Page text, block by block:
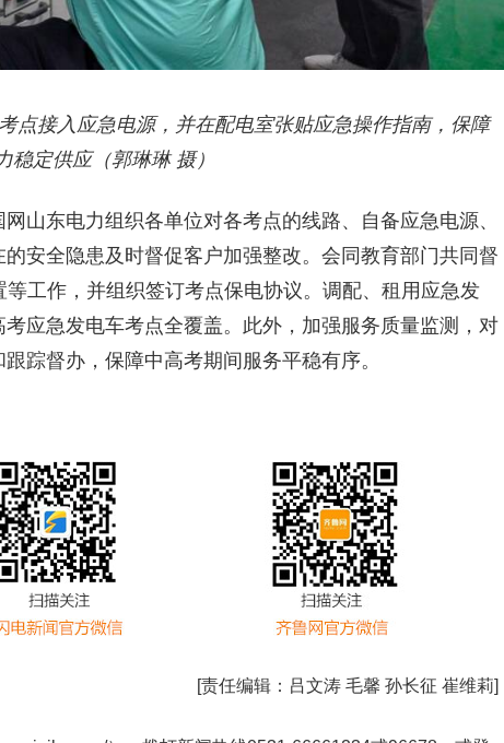
点接入应急电源，并在配电室张贴应急操作指南，保障
稳定供应（郭琳琳 摄）
山东电力组织各单位对各考点的线路、自备应急电源、
安全隐患及时督促客户加强整改。会同教育部门共同督
工作，并组织签订考点保电协议。调配、租用应急发
应急发电车考点全覆盖。此外，加强服务质量监测，对
踪督办，保障中高考期间服务平稳有序。
[责任编辑： 吕文涛 毛馨 孙长征 崔维莉]